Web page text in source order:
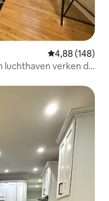
Gemiddelde
4,88 (148)
luchthaven verken de